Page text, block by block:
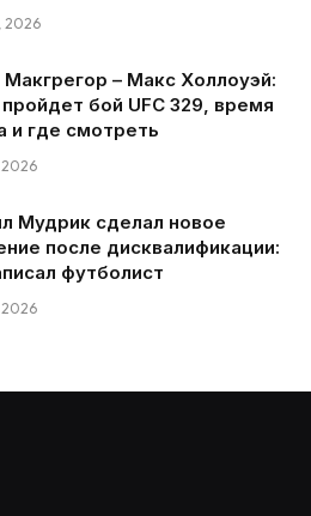
2026
Макгрегор – Макс Холлоуэй:
бой UFC 329, время
и где смотреть
2026
Мудрик сделал новое
после дисквалификации:
футболист
2026